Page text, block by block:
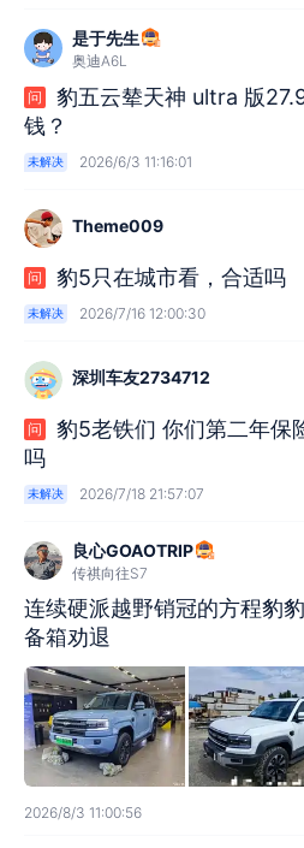
是于先生
奥迪A6L
问
豹五云辇天神 ultra 版
钱？
未解决 2026/6/3 11:16:01
Theme009
问 豹5只在城市看，合适吗
未解决 2026/7/16 12:00:30
深圳车友2734712
问
豹5老铁们 你们第二年保
吗
未解决 2026/7/18 21:57:07
良心GOAOTRIP
传祺向往S7
连续硬派越野销冠的方程豹
备箱劝退
2026/8/3 11:00:56